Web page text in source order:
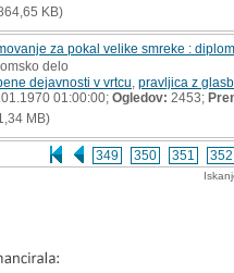
349 350 351 352
KB)
za pokal velike smreke :
delo
dejavnosti v vrtcu pravljica z
01:00:00; Ogledov: 2453;
MB)